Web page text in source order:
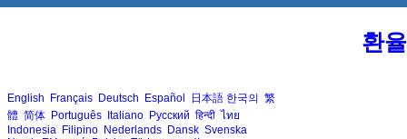
환
English Français Deutsch Español 日本語 한국의 繁
體 简体 Português Italiano Русский हिन्दी ไทย
Indonesia Filipino Nederlands Dansk Svenska